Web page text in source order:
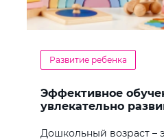
Развитие ребенка
Эффективное
увлекательно
Дошкольный возраст –